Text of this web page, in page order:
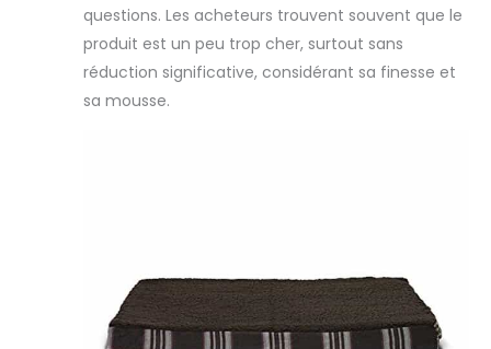
questions. Les acheteurs trouvent souvent que le
produit est un peu trop cher, surtout sans
réduction significative, considérant sa finesse et
sa mousse.